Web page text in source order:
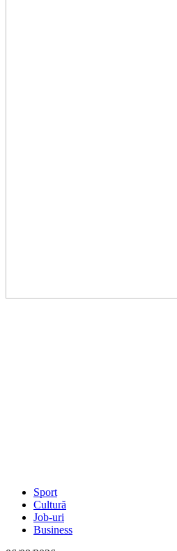
Sport
Cultură
Job-uri
Business